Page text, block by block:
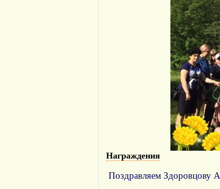
Награждения
Поздравляем Здоровцову